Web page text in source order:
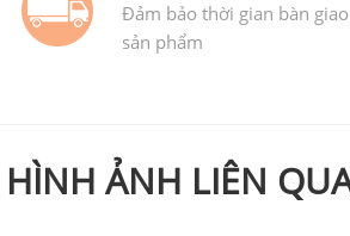
Đảm bảo thời gian bàn giao
sản phẩm
HÌNH ẢNH LIÊN